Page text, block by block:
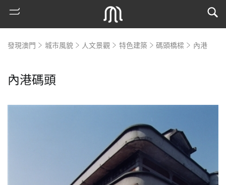
發現澳門 城市風貌 人文景觀 特色建築 碼頭橋樑 內港
內港碼頭